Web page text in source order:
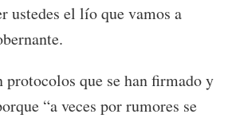
ustedes el lío que vamos a
protocolos que se han firmado y
“a veces por rumores se